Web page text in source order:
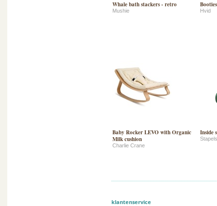
Whale bath stackers - retro
Mushie Hvid
Baby Rocker LEVO with Organic
Milk cushion
Charlie Crane
Inside
klantenservice